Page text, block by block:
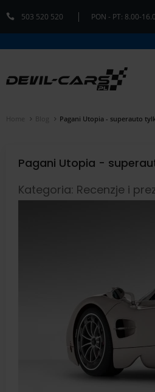
503 520 520 PON - PT: 8.00-
Home Blog Pagani Utopia - superauto
Pagani Utopia -
Kategoria: Recenzje i